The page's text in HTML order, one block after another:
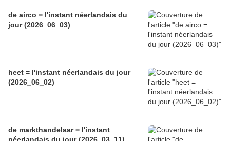
de airco = l'instant néerlandais du
jour (2026_06_03)
heet = l'instant néerlandais du jour
(2026_06_02)
de markthandelaar = l'instant